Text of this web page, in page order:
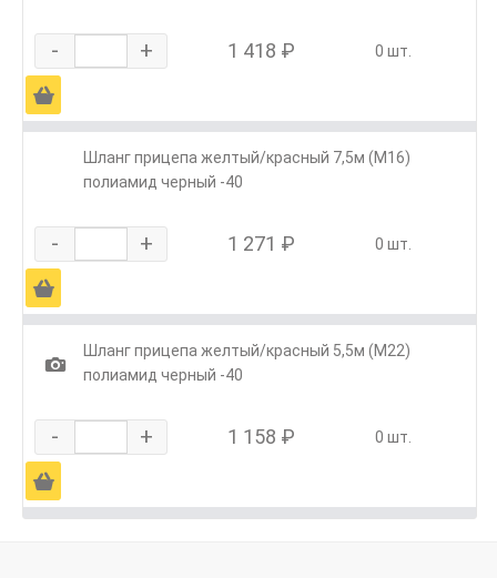
- + 1 418 ₽ 0 шт.
Ä
Шланг прицепа желтый/красный 7,5м (М16)
полиамид черный -40
- + 1 271 ₽ 0 шт.
Ä
1
Шланг прицепа желтый/красный 5,5м (М22)
полиамид черный -40
- + 1 158 ₽ 0 шт.
Ä